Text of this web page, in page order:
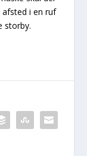
afsted i en ruf
storby.